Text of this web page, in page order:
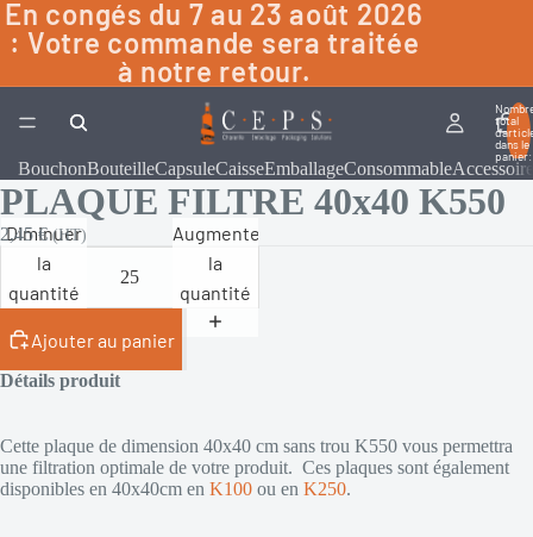
En congés du 7 au 23 août 2026
: Votre commande sera traitée
à notre retour.
total
dans le
BouchonBouteilleCapsuleCaisseEmballageConsommableAccessoire
PLAQUE FILTRE 40x40 K550
2,45 €(HT)
Diminuer
la
quantité
Augmenter
la
quantité
Ajouter au panier
Détails produit
Cette plaque de dimension 40x40 cm sans trou K550 vous permettra
une filtration optimale de votre produit. Ces plaques sont également
disponibles en 40x40cm en K100 ou en K250.